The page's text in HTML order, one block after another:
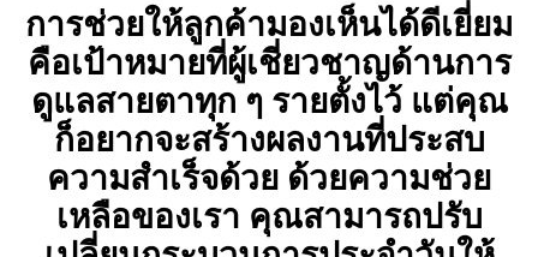
การช่วยให้ลูกค้ามองเห็นได้ดีเยี่ยม
คือเป้าหมายที่ผู้เชี่ยวชาญด้านการ
ดูแลสายตาทุก ๆ รายตั้งไว้ แต่คุณ
ก็อยากจะสร้างผลงานที่ประสบ
ความสำเร็จด้วย ด้วยความช่วย
เหลือของเรา คุณสามารถปรับ